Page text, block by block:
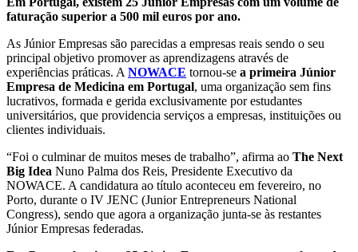
faturação superior a 500 mil euros por ano.
As Júnior Empresas são parecidas a empresas reais sendo o seu
principal objetivo promover as aprendizagens através de
experiências práticas. A NOWACE tornou-se a primeira Júnior
Empresa de Medicina em Portugal, uma organização sem fins
lucrativos, formada e gerida exclusivamente por estudantes
universitários, que providencia serviços a empresas, instituições ou
clientes individuais.
“Foi o culminar de muitos meses de trabalho”, afirma ao The Next
Big Idea Nuno Palma dos Reis, Presidente Executivo da
NOWACE. A candidatura ao título aconteceu em fevereiro, no
Porto, durante o IV JENC (Junior Entrepreneurs National
Congress), sendo que agora a organização junta-se às restantes
Júnior Empresas federadas.